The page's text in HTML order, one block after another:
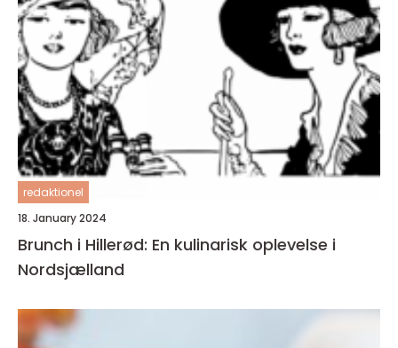
redaktionel
18. January 2024
Brunch i Hillerød: En kulinarisk oplevelse i
Nordsjælland